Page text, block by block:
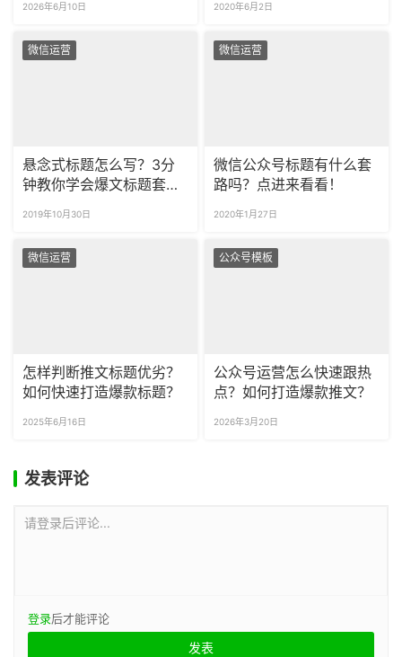
2026年6月10日 2020年6月2日
微信运营
悬念式标题怎么写？3分
钟教你学会爆文标题套
2019年10月30日
微信运营
微信公众号标题有什么套
路吗？点进来看看！
2020年1月27日
微信运营
怎样判断推文标题优劣？
如何快速打造爆款标题？
2025年6月16日
公众号模板
公众号运营怎么快速跟热
点？如何打造爆款推文？
2026年3月20日
发表评论
请登录后评论...
登录后才能评论